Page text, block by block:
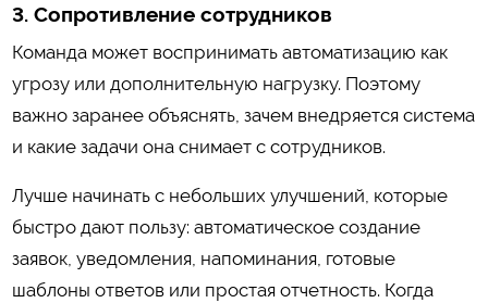
3. Сопротивление сотрудников
Команда может воспринимать автоматизацию как
угрозу или дополнительную нагрузку. Поэтому
важно заранее объяснять, зачем внедряется система
и какие задачи она снимает с сотрудников.
Лучше начинать с небольших улучшений, которые
быстро дают пользу: автоматическое создание
заявок, уведомления, напоминания, готовые
шаблоны ответов или простая отчетность. Когда